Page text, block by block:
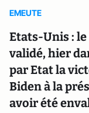
EMEUTE
Etats-Unis : le
validé, hier
par Etat la
Biden à la
avoir été